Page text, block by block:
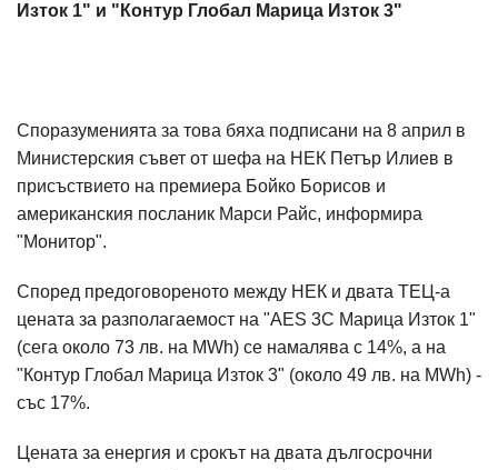
Изток 1" и "Контур Глобал Марица Изток 3"
Споразуменията за това бяха подписани на 8 април в
Министерския съвет от шефа на НЕК Петър Илиев в
присъствието на премиера Бойко Борисов и
американския посланик Марси Райс, информира
"Монитор".
Според предоговореното между НЕК и двата ТЕЦ-а
цената за разполагаемост на "AES 3C Марица Изток 1"
(сега около 73 лв. на MWh) се намалява с 14%, а на
"Контур Глобал Марица Изток 3" (около 49 лв. на MWh) -
със 17%.
Цената за енергия и срокът на двата дългосрочни